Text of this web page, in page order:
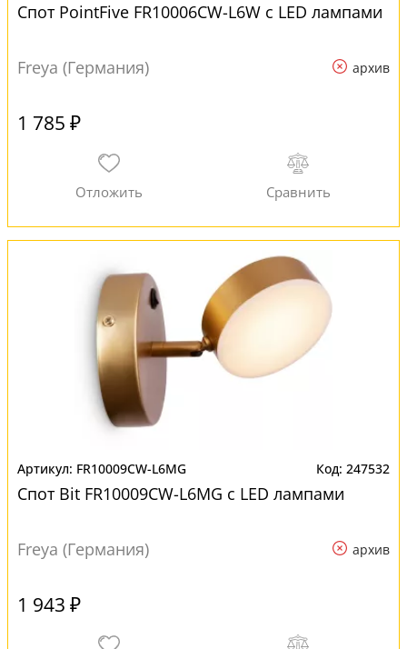
Спот PointFive FR10006CW-L6W с LED лампами
Freya (Германия) архив
1 785 ₽
FR10009CW-L6MG 247532
Спот Bit FR10009CW-L6MG с LED лампами
Freya (Германия) архив
1 943 ₽